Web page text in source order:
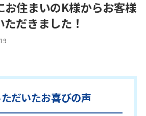
お住まいのK様からお客様
だきました！
だいたお喜びの声